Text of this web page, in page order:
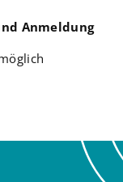
Anmeldung